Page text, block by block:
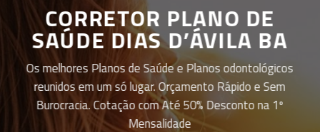
CORRETOR PLANO DE
SAÚDE DIAS D’ÁVILA BA
Os melhores Planos de Saúde e Planos odontológicos
reunidos em um só lugar. Orçamento Rápido e Sem
Burocracia. Cotação com Até 50% Desconto na 1º
Mensalidade